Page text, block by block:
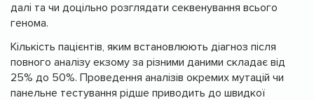
далі та чи доцільно розглядати секвенування всього
генома.
Кількість пацієнтів, яким встановлюють діагноз після
повного аналізу екзому за різними даними складає від
25% до 50%. Проведення аналізів окремих мутацій чи
панельне тестування рідше приводить до швидкої